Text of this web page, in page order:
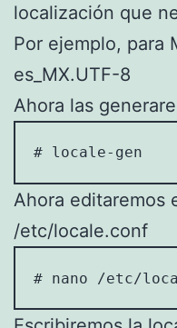
localización que
Por ejemplo, para
es_MX.UTF-8
Ahora las
# locale-gen
Ahora editaremos
/etc/locale.conf
# nano /etc/